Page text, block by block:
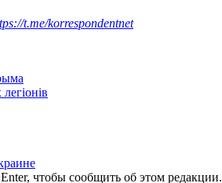
t.me/korrespondentnet
чтобы сообщить об этом редакции.